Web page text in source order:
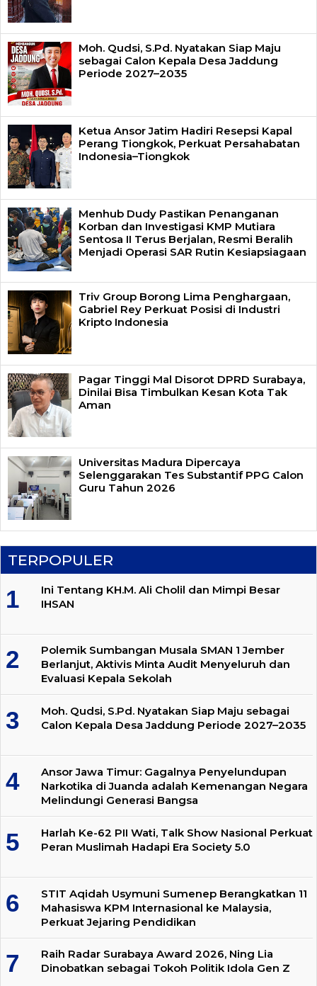
Moh. Qudsi, S.Pd. Nyatakan Siap Maju
sebagai Calon Kepala Desa Jaddung
Periode 2027–2035
Ketua Ansor Jatim Hadiri Resepsi Kapal
Perang Tiongkok, Perkuat Persahabatan
Indonesia–Tiongkok
Menhub Dudy Pastikan Penanganan
Korban dan Investigasi KMP Mutiara
Sentosa II Terus Berjalan, Resmi Beralih
Menjadi Operasi SAR Rutin Kesiapsiagaan
Triv Group Borong Lima Penghargaan,
Gabriel Rey Perkuat Posisi di Industri
Kripto Indonesia
Pagar Tinggi Mal Disorot DPRD Surabaya,
Dinilai Bisa Timbulkan Kesan Kota Tak
Aman
Universitas Madura Dipercaya
Selenggarakan Tes Substantif PPG Calon
Guru Tahun 2026
TERPOPULER
Ini Tentang KH.M. Ali Cholil dan Mimpi Besar
IHSAN
Polemik Sumbangan Musala SMAN 1 Jember
Berlanjut, Aktivis Minta Audit Menyeluruh dan
Evaluasi Kepala Sekolah
Moh. Qudsi, S.Pd. Nyatakan Siap Maju sebagai
Calon Kepala Desa Jaddung Periode 2027–2035
Ansor Jawa Timur: Gagalnya Penyelundupan
Narkotika di Juanda adalah Kemenangan Negara
Melindungi Generasi Bangsa
Harlah Ke-62 PII Wati, Talk Show Nasional Perkuat
Peran Muslimah Hadapi Era Society 5.0
STIT Aqidah Usymuni Sumenep Berangkatkan 11
Mahasiswa KPM Internasional ke Malaysia,
Perkuat Jejaring Pendidikan
Raih Radar Surabaya Award 2026, Ning Lia
Dinobatkan sebagai Tokoh Politik Idola Gen Z